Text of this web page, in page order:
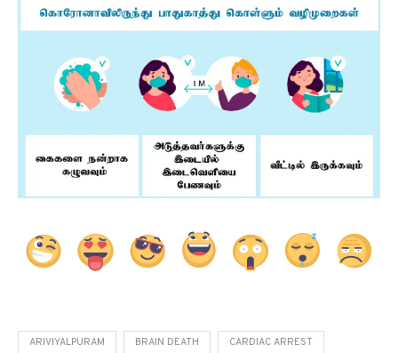
ARIVIYALPURAM BRAIN DEATH CARDIAC ARREST